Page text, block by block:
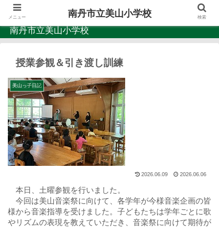
南丹市立美山小学校
授業参観＆引き渡し訓練
美山っ子日記
2026.06.09 2026.06.06
本日、土曜参観を行いました。
今回は美山音楽祭に向けて、各学年が今様音楽企画の皆
様から音楽指導を受けました。子どもたちは学年ごとに歌
やリズムの表現を教えていただき、音楽祭に向けて期待が
メニュー 南丹市立美山小学校 検索